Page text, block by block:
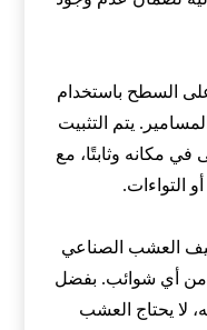
السطح باستخدام
يتم التثبيت
مكانه وثابتًا، مع
التواءات.
العشب الصناعي
من أي شوائب. بفضل
لا يحتاج العشب